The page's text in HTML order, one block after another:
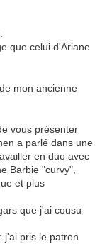
que celui d'Ariane
mon ancienne
vous présenter
a parlé dans une
en duo avec
Barbie "curvy",
et plus
que j'ai cousu
j'ai pris le patron